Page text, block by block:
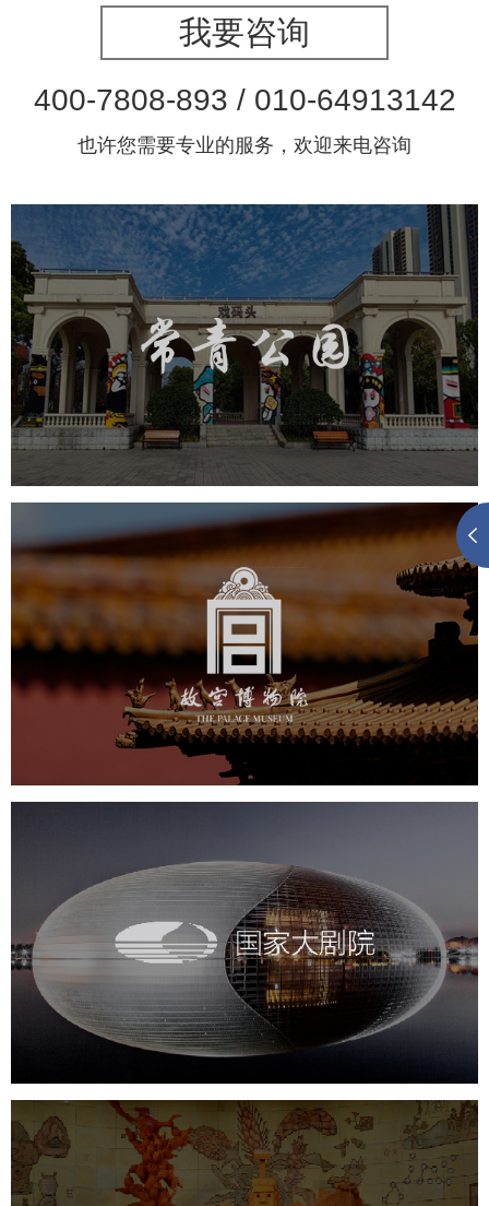
我要咨询
400-7808-893 / 010-64913142
也许您需要专业的服务，欢迎来电咨询
武汉常青公园
旅游休闲 智慧公园 智能步道
AR互动大屏
智慧公园综合管理系统
元宇宙定制开发
元宇宙建设
元宇宙平台建设
元宇宙系统搭建
元宇宙系统建设
故宫博物院
文化艺术 博物馆 智慧博物馆
博物馆网站建设
景区网站建设
文创商城 万能专题 网站代运营
国家大剧院
文化艺术 剧院 智慧展馆 展馆网站建设
农业展览馆